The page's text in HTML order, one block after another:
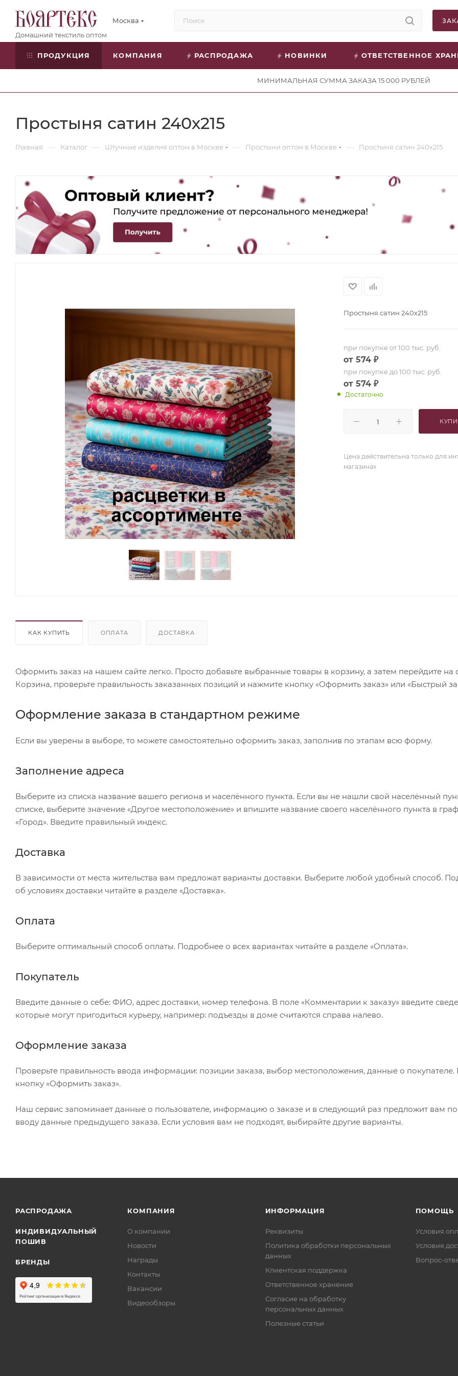
Москва
ПРОДУКЦИЯ КОМПАНИЯ РАСПРОДАЖА НОВИНКИ ОТВЕТСТВЕННОЕ
МИНИМАЛЬНАЯ СУММА ЗАКАЗА 15 000 РУБЛЕЙ
Простыня сатин 240х215
Главная — Каталог — Штучные изделия оптом в Москве — Простыни оптом в Москве — Простыня сатин 240х215
Простыня сатин 240х215
при покупке от 100 тыс. руб.
от 574 ₽
при покупке до 100 тыс. руб.
от 574 ₽
Достаточно
Цена действительна только для
магазинах
КАК КУПИТЬ ОПЛАТА ДОСТАВКА
Оформить заказ на нашем сайте легко. Просто добавьте выбранные товары в корзину, а затем перейдите на
Корзина, проверьте правильность заказанных позиций и нажмите кнопку «Оформить заказ» или «Быстрый
Оформление заказа в стандартном режиме
Если вы уверены в выборе, то можете самостоятельно оформить заказ, заполнив по этапам всю форму.
Заполнение адреса
Выберите из списка название вашего региона и населённого пункта. Если вы не нашли свой населённый
списке, выберите значение «Другое местоположение» и впишите название своего населённого пункта в
«Город». Введите правильный индекс.
Доставка
В зависимости от места жительства вам предложат варианты доставки. Выберите любой удобный способ.
об условиях доставки читайте в разделе «Доставка».
Оплата
Выберите оптимальный способ оплаты. Подробнее о всех вариантах читайте в разделе «Оплата».
Покупатель
Введите данные о себе: ФИО, адрес доставки, номер телефона. В поле «Комментарии к заказу» введите
которые могут пригодиться курьеру, например: подъезды в доме считаются справа налево.
Оформление заказа
Проверьте правильность ввода информации: позиции заказа, выбор местоположения, данные о
кнопку «Оформить заказ».
Наш сервис запоминает данные о пользователе, информацию о заказе и в следующий раз предложит вам
вводу данные предыдущего заказа. Если условия вам не подходят, выбирайте другие варианты.
РАСПРОДАЖА
ИНДИВИДУАЛЬНЫЙ
ПОШИВ
БРЕНДЫ
КОМПАНИЯ
О компании
Новости
Награды
Контакты
Вакансии
Видеообзоры
ИНФОРМАЦИЯ
Реквизиты
Политика обработки персональных
данных
Клиентская поддержка
Ответственное хранение
Согласие на обработку
персональных данных
Полезные статьи
ПОМОЩЬ
Условия
Условия
Вопрос-